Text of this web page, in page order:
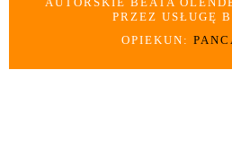
PRZEZ USŁUGĘ
OPIEKUN: